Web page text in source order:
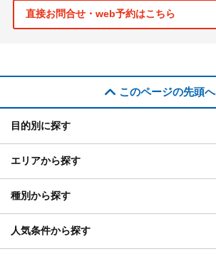
直接お問合せ・web予約はこちら
このページの先頭へ
目的別に探す
エリアから探す
種別から探す
人気条件から探す